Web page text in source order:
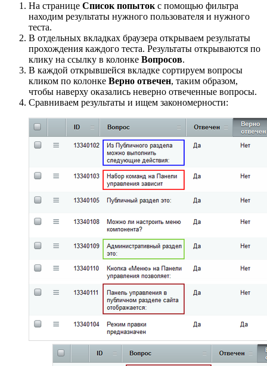
На странице Список попыток с помощью фильтра
находим результаты нужного пользователя и нужного
теста.
В отдельных вкладках браузера открываем результаты
прохождения каждого теста. Результаты открываются по
клику на ссылку в колонке Вопросов.
В каждой открывшейся вкладке сортируем вопросы
кликом по колонке Верно отвечен, таким образом,
чтобы наверху оказались неверно отвеченные вопросы.
Сравниваем результаты и ищем закономерности: